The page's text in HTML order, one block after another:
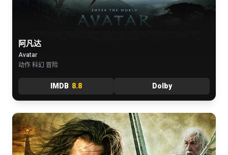
阿凡达
Avatar
动作 科幻 冒险
IMDB 8.8 Dolby